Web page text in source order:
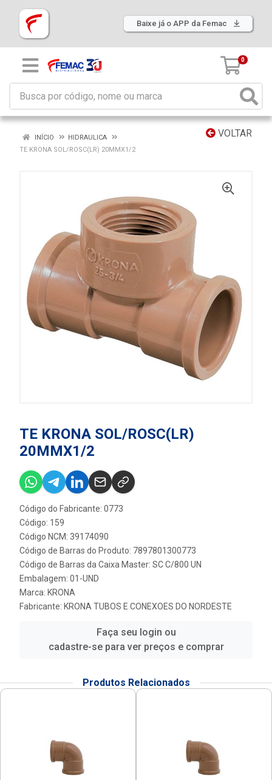
Baixe já o APP da Femac
0
VOLTAR
INÍCIO
HIDRAULICA
TE KRONA SOL/ROSC(LR) 20MMX1/2
TE KRONA SOL/ROSC(LR)
20MMX1/2
Código do Fabricante: 0773
Código: 159
Código NCM: 39174090
Código de Barras do Produto: 7897801300773
Código de Barras da Caixa Master: SC C/800 UN
Embalagem: 01-UND
Marca: KRONA
Fabricante: KRONA TUBOS E CONEXOES DO NORDESTE
Faça seu login ou
cadastre-se para ver preços e comprar
Produtos Relacionados